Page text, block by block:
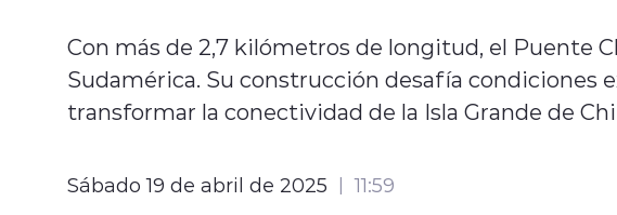
Con más de 2,7 kilómetros de longitud, el Puente
Sudamérica. Su construcción desafía condiciones
transformar la conectividad de la Isla Grande de
Sábado 19 de abril de 2025 11:59